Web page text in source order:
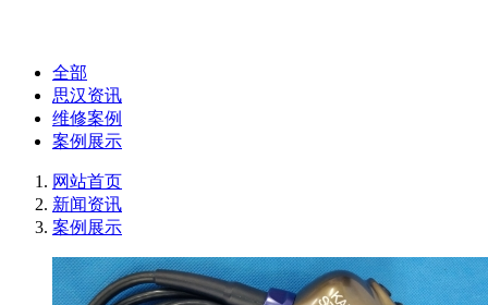
全部
思汉资讯
维修案例
案例展示
网站首页
新闻资讯
案例展示